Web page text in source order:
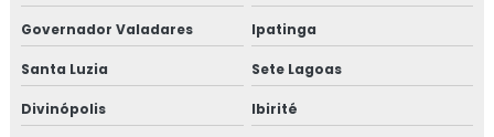
Governador Valadares Ipatinga
Santa Luzia Sete Lagoas
Divinópolis Ibirité